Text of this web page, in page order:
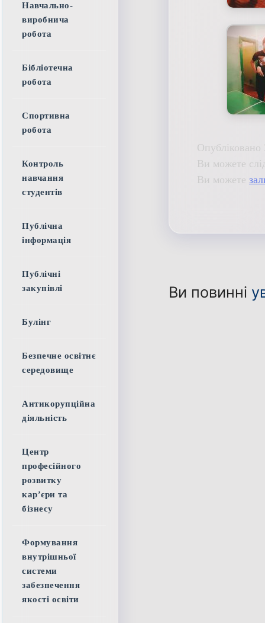
Ви можете
Ви можете
Ви повинні
Навчально-
виробнича
робота
Бібліотечна
робота
Спортивна
робота
Контроль
навчання
студентів
Публічна
інформація
Публічні
закупівлі
Булінг
Безпечне освітнє
середовище
Антикорупційна
діяльність
Центр
професійного
розвитку
кар’єри та
бізнесу
Формування
внутрішньої
системи
забезпечення
якості освіти